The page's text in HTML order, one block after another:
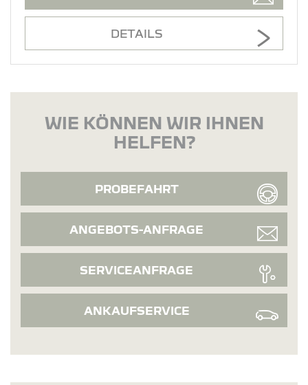
DETAILS
WIE KÖNNEN WIR IHNEN
HELFEN?
PROBEFAHRT
ANGEBOTS-ANFRAGE
SERVICEANFRAGE
ANKAUFSERVICE